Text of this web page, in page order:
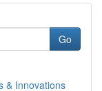
Go
& Innovations